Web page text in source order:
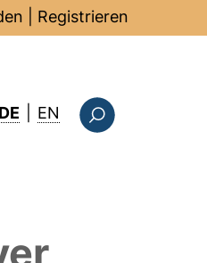
Registrieren
DE EN : this page in